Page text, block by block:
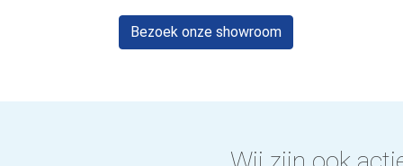
Bezoek onze showroom